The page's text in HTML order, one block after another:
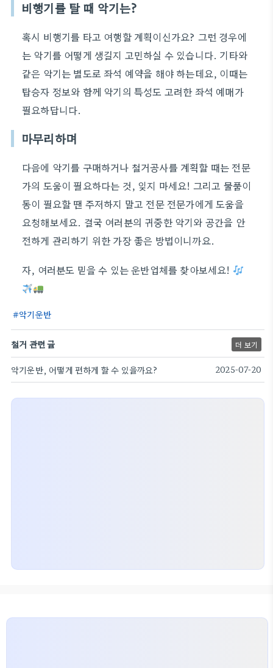
비행기를 탈 때 악기는?
혹시 비행기를 타고 여행할 계획이신가요? 그런 경우에
는 악기를 어떻게 생길지 고민하실 수 있습니다. 기타와
같은 악기는 별도로 좌석 예약을 해야 하는데요, 이때는
탑승자 정보와 함께 악기의 특성도 고려한 좌석 예매가
필요하답니다.
마무리하며
다음에 악기를 구매하거나 철거공사를 계획할 때는 전문
가의 도움이 필요하다는 것, 잊지 마세요! 그리고 물품이
동이 필요할 땐 주저하지 말고 전문 전문가에게 도움을
요청해보세요. 결국 여러분의 귀중한 악기와 공간을 안
전하게 관리하기 위한 가장 좋은 방법이니까요.
자, 여러분도 믿을 수 있는 운반업체를 찾아보세요!
악기운반
철거 관련 글 더 보기
악기운반, 어떻게 편하게 할 수 있을까요? 2025-07-20